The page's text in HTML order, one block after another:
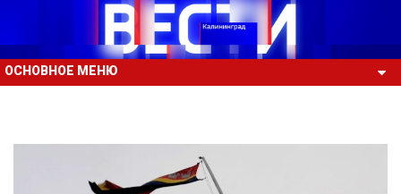
ОСНОВНОЕ МЕНЮ